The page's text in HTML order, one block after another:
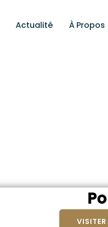
Actualité À Propos
VISITER